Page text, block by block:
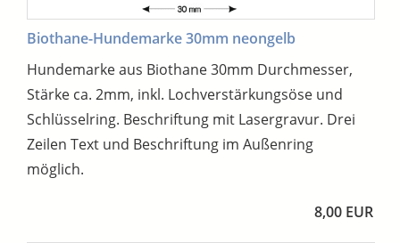
Biothane-Hundemarke 30mm neongelb
Hundemarke aus Biothane 30mm Durchmesser,
Stärke ca. 2mm, inkl. Lochverstärkungsöse und
Schlüsselring. Beschriftung mit Lasergravur. Drei
Zeilen Text und Beschriftung im Außenring
möglich.
8,00 EUR